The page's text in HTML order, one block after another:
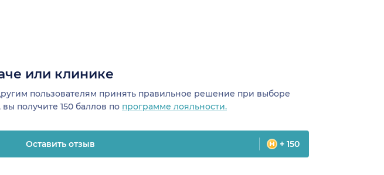
или клинике
пользователям принять правильное решение при выборе
получите 150 баллов по программе лояльности.
Оставить отзыв + 150